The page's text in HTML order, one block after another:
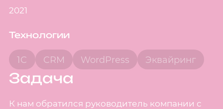
2021
Технологии
1C CRM WordPress Эквайринг
Задача
К нам обратился руководитель компании с